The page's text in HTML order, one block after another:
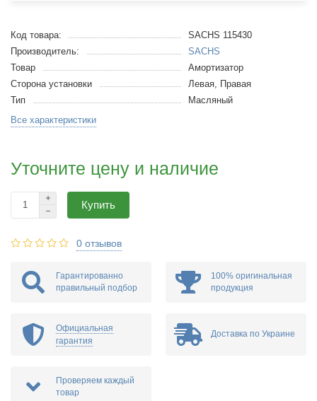
Код товара:
SACHS 115430
Производитель:
SACHS
Товар
Амортизатор
Сторона установки
Левая, Правая
Тип
Масляный
Все характеристики
Уточните цену и наличие
Купить
0 отзывов
Гарантированно
правильный подбор
100% оригинальная
продукция
Официальная
гарантия
Доставка по Украине
Проверяем каждый
товар